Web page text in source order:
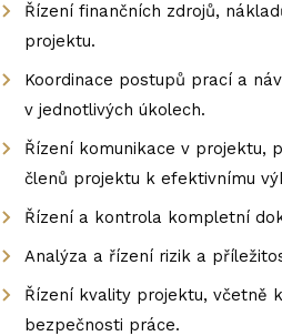
Řízení finančních zdrojů,
projektu.
Koordinace postupů prací a
v jednotlivých úkolech.
Řízení komunikace v projektu,
členů projektu k efektivnímu
Řízení a kontrola kompletní
Analýza a řízení rizik a
Řízení kvality projektu, včetně
bezpečnosti práce.